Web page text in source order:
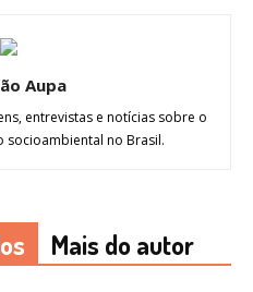
Aupa
entrevistas e notícias sobre o
socioambiental no Brasil.
Mais do autor